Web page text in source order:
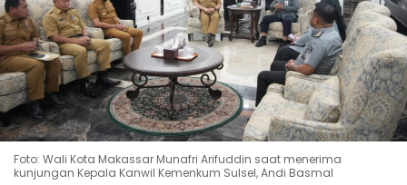
Foto: Wali Kota Makassar Munafri Arifuddin saat menerima
kunjungan Kepala Kanwil Kemenkum Sulsel, Andi Basmal